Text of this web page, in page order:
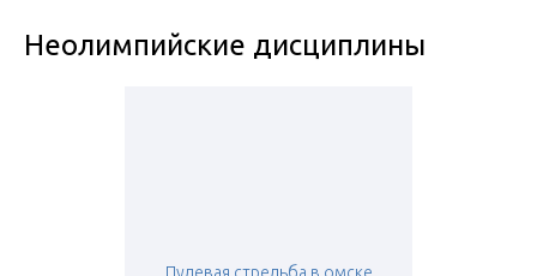
Неолимпийские дисциплины